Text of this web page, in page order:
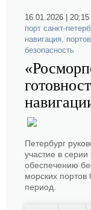
16.01.2026 |
порт санкт-
навигация,
безопасность
Петербург
участие в
обеспечению
морских
период.